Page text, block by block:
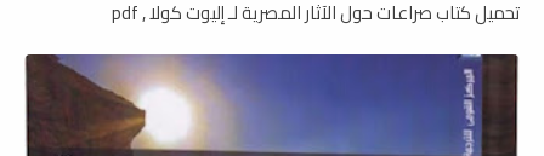
تحميل كتاب صراعات حول الآثار المصرية لـ إليوت كولا , pdf